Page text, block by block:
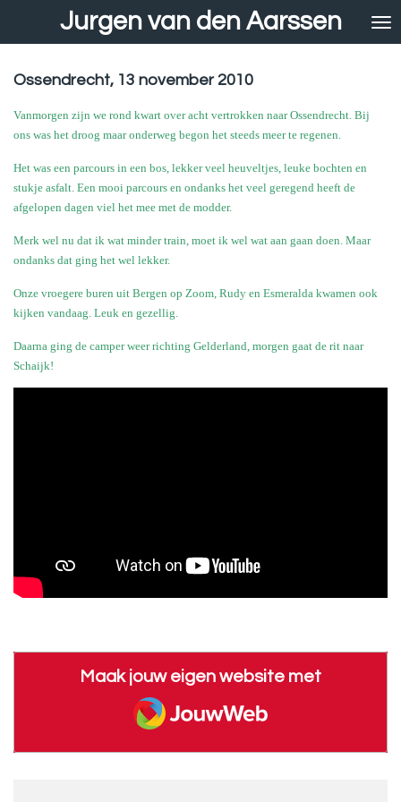
de
Jurgen van den Aarssen
Ossendrecht, 13 november 2010
Vanmorgen zijn we rond kwart over acht vertrokken naar Ossendrecht. Bij
ons was het droog maar onderweg begon het steeds meer te regenen.
Het was een parcours in een bos, lekker veel heuveltjes, leuke bochten en
stukje asfalt. Een mooi parcours en ondanks het veel geregend heeft de
afgelopen dagen viel het mee met de modder.
Merk wel nu dat ik wat minder train, moet ik wel wat aan gaan doen. Maar
ondanks dat ging het wel lekker.
Onze vroegere buren uit Bergen op Zoom, Rudy en Esmeralda kwamen ook
kijken vandaag. Leuk en gezellig.
Daarna ging de camper weer richting Gelderland, morgen gaat de rit naar
Schaijk!
Maak jouw eigen website met
JouwWeb